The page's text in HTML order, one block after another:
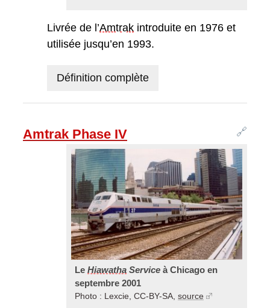
Livrée de l’Amtrak introduite en 1976 et
utilisée jusqu’en 1993.
Définition complète
🔗
Amtrak Phase IV
Le Hiawatha Service à Chicago en
septembre 2001
Photo : Lexcie, CC-BY-SA, source